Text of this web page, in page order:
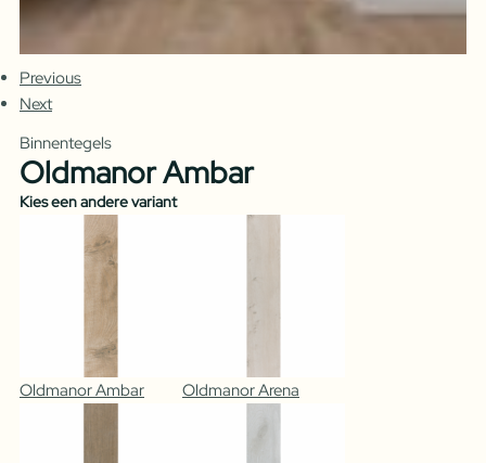
Previous
Next
Binnentegels
Oldmanor Ambar
Kies een andere variant
Oldmanor Ambar Oldmanor Arena